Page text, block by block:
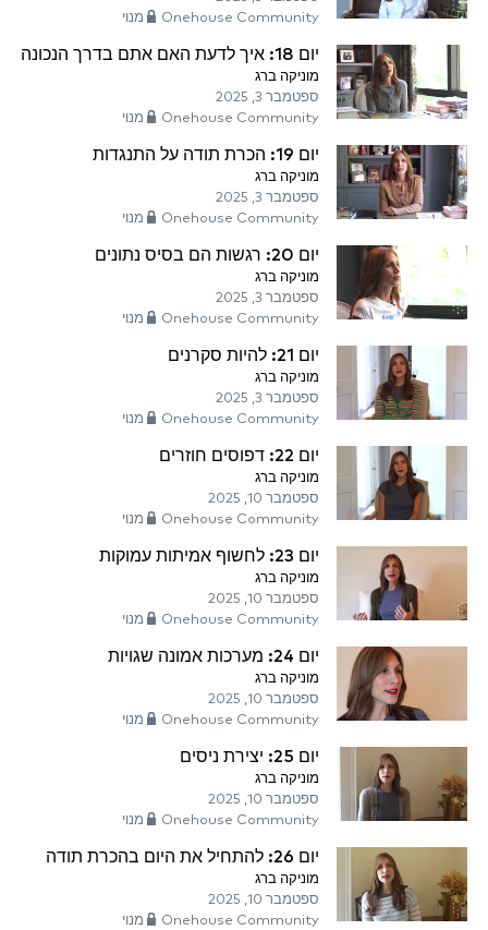
Onehouse Community מנוי
יום 18: איך לדעת האם אתם בדרך הנכונה
מוניקה ברג
ספטמבר 3, 2025
Onehouse Community מנוי
יום 19: הכרת תודה על התנגדות
מוניקה ברג
ספטמבר 3, 2025
Onehouse Community מנוי
יום 20: רגשות הם בסיס נתונים
מוניקה ברג
ספטמבר 3, 2025
Onehouse Community מנוי
יום 21: להיות סקרנים
מוניקה ברג
ספטמבר 3, 2025
Onehouse Community מנוי
יום 22: דפוסים חוזרים
מוניקה ברג
ספטמבר 10, 2025
Onehouse Community מנוי
יום 23: לחשוף אמיתות עמוקות
מוניקה ברג
ספטמבר 10, 2025
Onehouse Community מנוי
יום 24: מערכות אמונה שגויות
מוניקה ברג
ספטמבר 10, 2025
Onehouse Community מנוי
יום 25: יצירת ניסים
מוניקה ברג
ספטמבר 10, 2025
Onehouse Community מנוי
יום 26: להתחיל את היום בהכרת תודה
מוניקה ברג
ספטמבר 10, 2025
Onehouse Community מנוי